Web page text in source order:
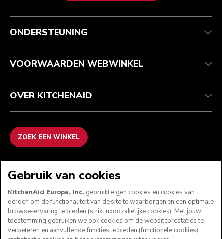
Health check
Je bestelling volgen
Garantie en documenten
Veelgestelde vragen
Algemene voorwaarden
Retournering en terugbetaling
Imprint
ODR
Het merk
Zoek een winkel
ONDERSTEUNING
VOORWAARDEN WEBWINKEL
OVER KITCHENAID
ZOEK EEN WINKEL
VOLG ONS
Gebruik van cookies
KitchenAid Europa, Inc. gebruikt eigen cookies en cookies van
derden om de functionaliteit van de site te waarborgen en een optimale
browse-ervaring te bieden (strikt noodzakelijke cookies). Met jouw
toestemming gebruiken we ook cookies om de websiteprestaties te
verbeteren en aanvullende functies te bieden (functionele cookies),